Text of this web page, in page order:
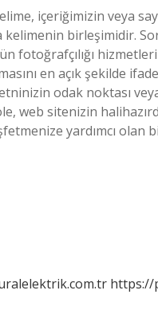
içeriğimizin veya
birleşimidir.
fotoğrafçılığı
en açık şekilde
odak noktası
web sitenizin
yardımcı olan
https://